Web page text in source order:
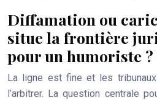
Diffamation ou
situe la frontière
pour un humoriste ?
La ligne est fine et les
l’arbitrer. La question centrale